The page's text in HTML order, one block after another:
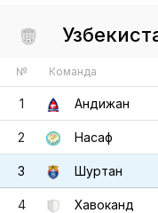
№ Команда
1 Андижан
2 Насаф
3 Шуртан
4 Хавоканд